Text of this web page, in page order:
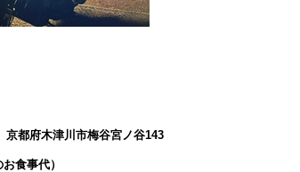
府木津川市梅谷宮ノ谷143
食事代）